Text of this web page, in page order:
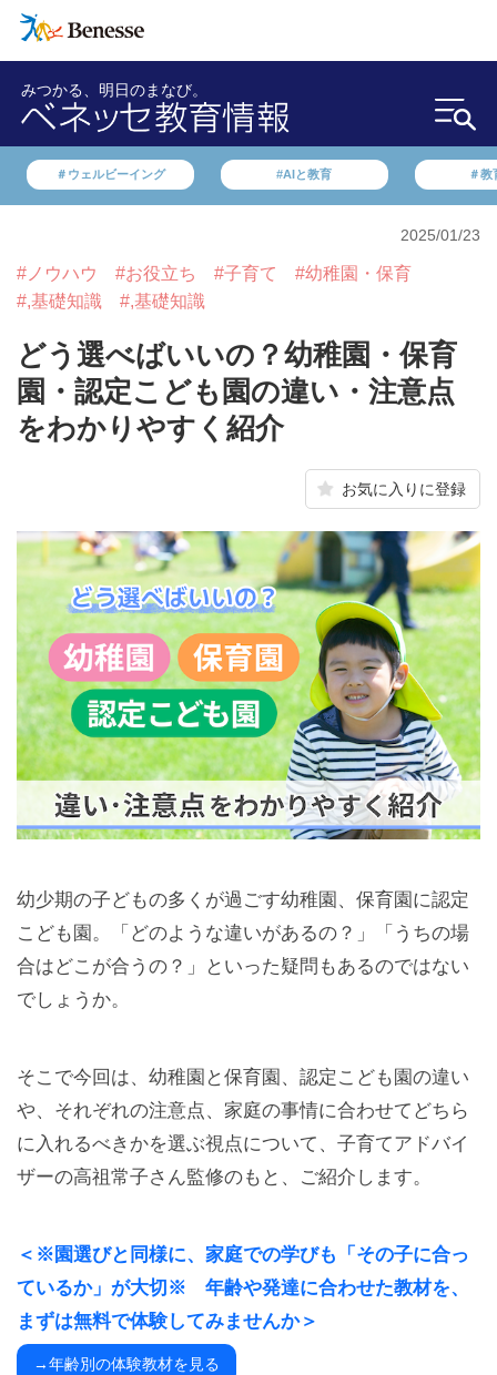
みつかる、明日のまなび。
＃ウェルビーイング #AIと教育 ＃教
2025/01/23
#ノウハウ #お役立ち #子育て
#幼稚園・保育
#,基礎知識
#,基礎知識
どう選べばいいの？幼稚園・保育
園・認定こども園の違い・注意点
をわかりやすく紹介
お気に入りに登録
幼少期の子どもの多くが過ごす幼稚園、保育園に認定
こども園。「どのような違いがあるの？」「うちの場
合はどこが合うの？」といった疑問もあるのではない
でしょうか。
そこで今回は、幼稚園と保育園、認定こども園の違い
や、それぞれの注意点、家庭の事情に合わせてどちら
に入れるべきかを選ぶ視点について、子育てアドバイ
ザーの高祖常子さん監修のもと、ご紹介します。
＜※園選びと同様に、家庭での学びも「その子に合っ
ているか」が大切※ 年齢や発達に合わせた教材を、
まずは無料で体験してみませんか＞
→年齢別の体験教材を見る